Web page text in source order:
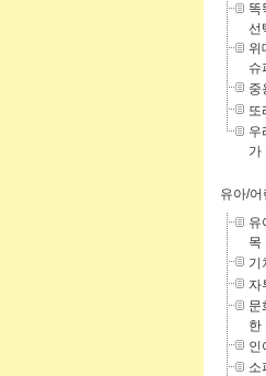
똑
선
위
슈
중
또
우
가
유아/
유
목
기
자
문
한
인
소